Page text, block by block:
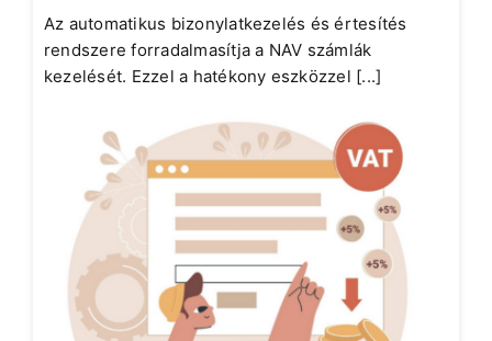
Az automatikus bizonylatkezelés és értesítés
rendszere forradalmasítja a NAV számlák
kezelését. Ezzel a hatékony eszközzel [...]